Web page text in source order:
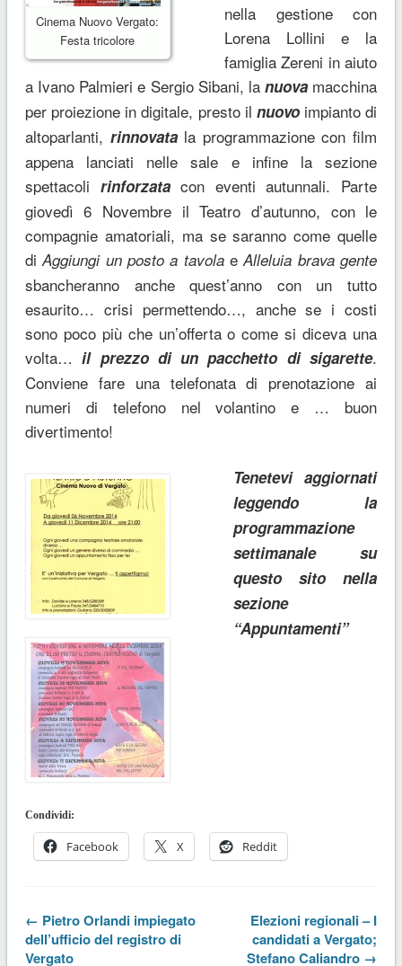
Cinema Nuovo Vergato:
Festa tricolore
nella gestione con
Lorena Lollini e la
famiglia Zereni in aiuto
a Ivano Palmieri e Sergio Sibani, la nuovamacchina
per proiezione in digitale, presto il nuovoimpianto di
altoparlanti, rinnovatala programmazione con film
appena lanciati nelle sale e infine la sezione
spettacoli rinforzatacon eventi autunnali. Parte
giovedì 6 Novembre il Teatro d’autunno, con le
compagnie amatoriali, ma se saranno come quelle
diAggiungi un posto a tavolaeAlleluia brava gente
sbancheranno anche quest’anno con un tutto
esaurito… crisi permettendo…, anche se i costi
sono poco più che un’offerta o come si diceva una
volta…il prezzo di un pacchetto di sigarette.
Conviene fare una telefonata di prenotazione ai
numeri di telefono nel volantino e … buon
divertimento!
Tenetevi aggiornati
leggendo la
programmazione
settimanale su
questo sito nella
sezione
“Appuntamenti”
Condividi:
Facebook X Reddit
← Pietro Orlandi impiegato
dell’ufficio del registro di
Vergato
Elezioni regionali – I
candidati a Vergato;
Stefano Caliandro →